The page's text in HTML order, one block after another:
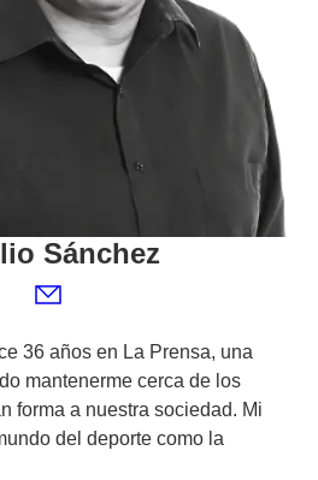
Sánchez
36 años en La Prensa, una
mantenerme cerca de los
forma a nuestra sociedad. Mi
del deporte como la